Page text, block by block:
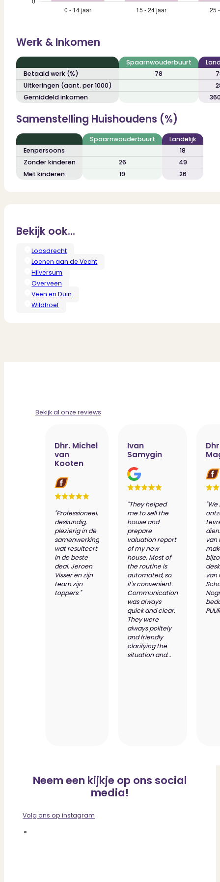
Werk & Inkomen
Spaarnwouderbuurt
Betaald werk (%)
78
Uitkeringen (aant. per 1000)
Gemiddeld inkomen
Samenstelling Huishoudens (%)
Spaarnwouderbuurt
Landelijk
Eenpersoons
18
Zonder kinderen
26
49
Met kinderen
19 26
Bekijk ook...
Loosdrecht
Loenen aan de Vecht
Hilversum
Overveen
Veen en Duin
Wildhoef
Bekijk al onze reviews
Dhr. Michel
van
Kooten
"Professioneel,
deskundig,
plezierig in de
samenwerking
wat resulteert
in de beste
deal. Jeroen
Visser en zijn
team zijn
toppers."
Ivan
Samygin
"They helped
me to sell the
house and
prepare
valuation report
of my new
house. Most of
the routine is
automated, so
it's convenient.
Communication
was always
quick and clear.
They were
always politely
and friendly
clarifying the
situation and...
"We
van
van
Neem een kijkje op ons social
media!
Volg ons op instagram